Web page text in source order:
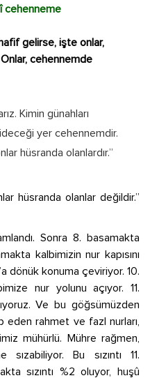
cehenneme
gelirse, işte onlar,
cehennemde
Kimin günahları
yer cehennemdir.
hüsranda olanlardır.”
hüsranda olanlar değildir.”
Sonra 8. basamakta
kalbimizin nur kapısını
dönük konuma çeviriyor. 10.
nur yolunu açıyor. 11.
Ve bu göğsümüzden
eden rahmet ve fazl nurları,
mühürlü. Mühre rağmen,
Bu sızıntı 11.
sızıntı %2 oluyor, huşû